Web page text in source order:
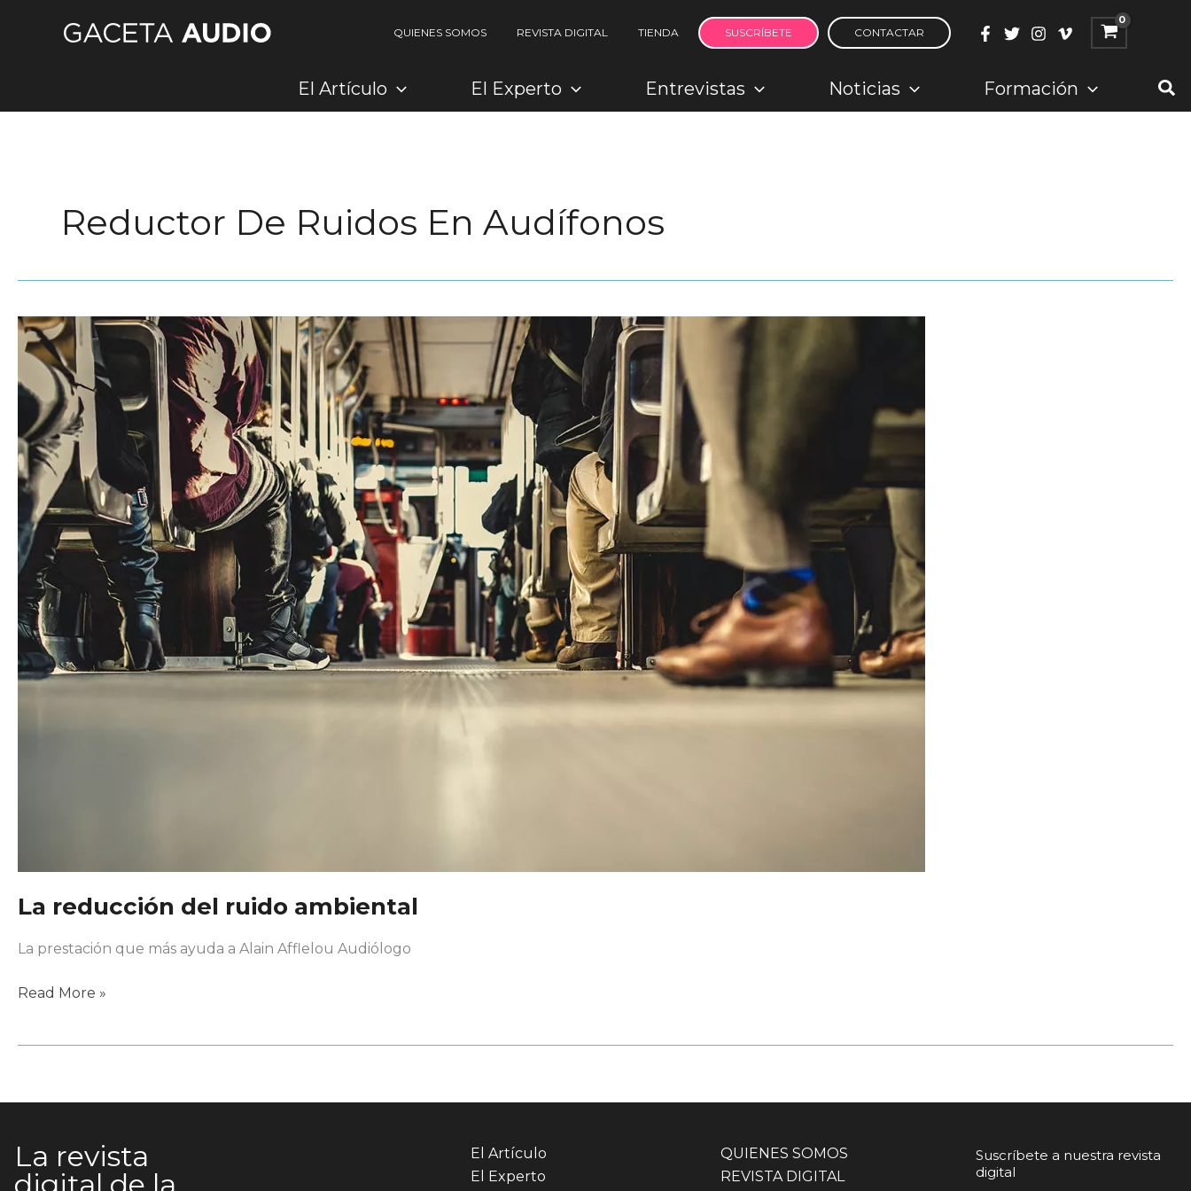
QUIENES SOMOS REVISTA DIGITAL TIENDA SUSCRÍBETE CONTACTAR
El Artículo El Experto Entrevistas Noticias Formación
Reductor De Ruidos En Audífonos
La reducción del ruido ambiental
La prestación que más ayuda a Alain Afflelou Audiólogo
La
Read More »
La revista
El Artículo
El Experto
QUIENES SOMOS
REVISTA DIGITAL
Suscríbete a nuestra revista
digital